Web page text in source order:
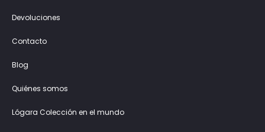
Devoluciones
Contacto
Blog
Quiénes somos
Lógara Colección en el mundo